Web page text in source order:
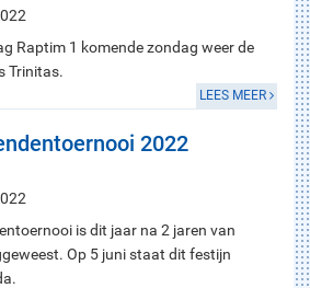
Raptim 1 komende zondag weer de
Trinitas.
LEES MEER
2022
is dit jaar na 2 jaren van
Op 5 juni staat dit festijn